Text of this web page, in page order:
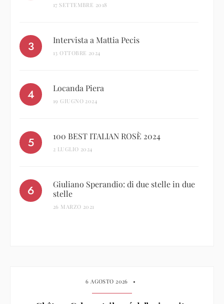
17 SETTEMBRE 2018
Intervista a Mattia Pecis
13 OTTOBRE 2024
Locanda Piera
19 GIUGNO 2024
100 BEST ITALIAN ROSÈ 2024
2 LUGLIO 2024
Giuliano Sperandio: di due stelle in due
stelle
26 MARZO 2021
6 AGOSTO 2026 •